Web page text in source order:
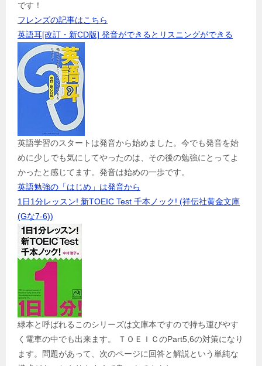
です！
フレンズの記事はこちら
英語耳[改訂・新CD版] 発音ができるとリスニングができる
英語学習のスタートは発音から始めました。今でも発音を始
めに少しでも気にしてやったのは、その後の勉強にとってよ
かったと感じてます。発音は始めの一歩です。
英語勉強の「はじめ」は発音から
1日1分レッスン! 新TOEIC Test 千本ノック! (祥伝社黄金文庫
(Gな7-6))
緑本と呼ばれるこのシリーズは文庫本ですので持ち運びやす
く電車の中でも出来ます。 ＴＯＥＩＣのPart5,6の対策になり
ます。問題があって、次のページに回答と解説という単純な